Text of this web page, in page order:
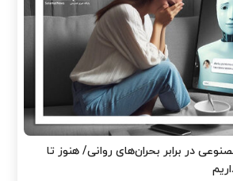
در برابر بحران‌های روانی/ هنوز تا